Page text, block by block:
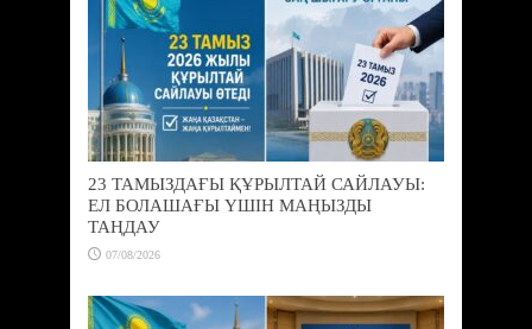
23 ТАМЫЗДАҒЫ ҚҰРЫЛТАЙ САЙЛАУЫ:
ЕЛ БОЛАШАҒЫ ҮШІН МАҢЫЗДЫ
ТАҢДАУ
07/08/2026